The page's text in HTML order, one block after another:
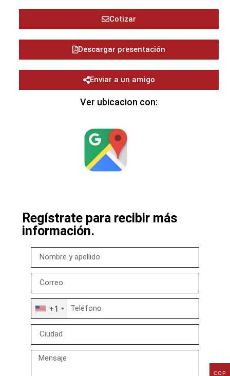
Cotizar
Descargar presentación
Enviar a un amigo
Ver ubicacion con:
Regístrate para recibir más
información.
+1
COP